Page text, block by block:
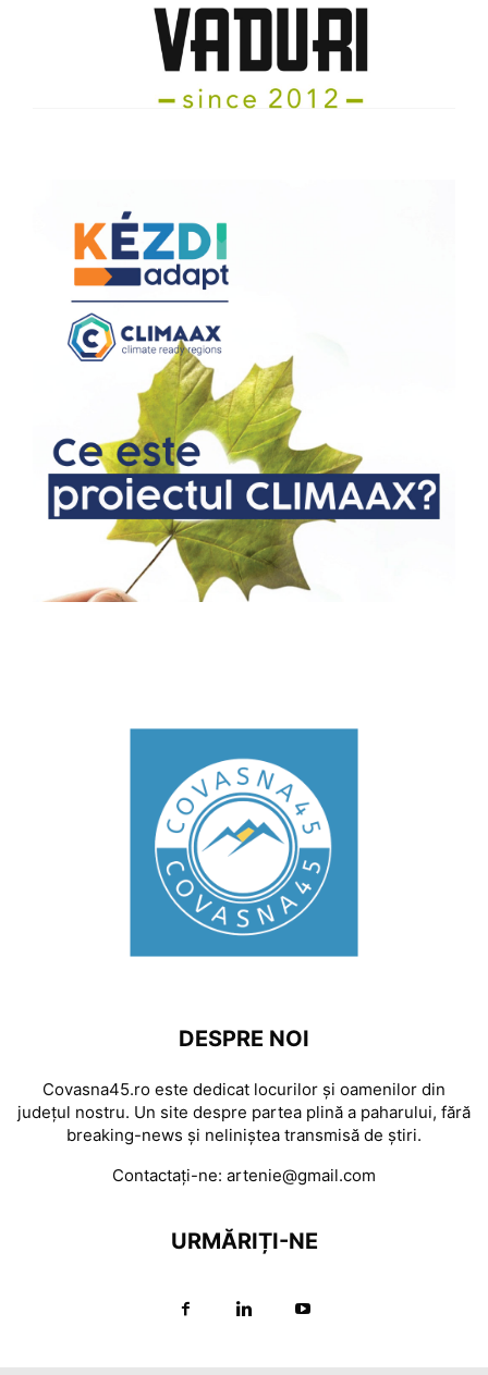
DESPRE NOI
Covasna45.ro este dedicat locurilor și oamenilor din
județul nostru. Un site despre partea plină a paharului, fără
breaking-news și neliniștea transmisă de știri.
Contactați-ne: artenie@gmail.com
URMĂRIȚI-NE